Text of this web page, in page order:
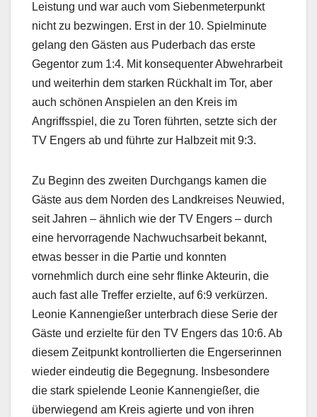
Leistung und war auch vom Siebenmeterpunkt
nicht zu bezwingen. Erst in der 10. Spielminute
gelang den Gästen aus Puderbach das erste
Gegentor zum 1:4. Mit konsequenter Abwehrarbeit
und weiterhin dem starken Rückhalt im Tor, aber
auch schönen Anspielen an den Kreis im
Angriffsspiel, die zu Toren führten, setzte sich der
TV Engers ab und führte zur Halbzeit mit 9:3.
Zu Beginn des zweiten Durchgangs kamen die
Gäste aus dem Norden des Landkreises Neuwied,
seit Jahren – ähnlich wie der TV Engers – durch
eine hervorragende Nachwuchsarbeit bekannt,
etwas besser in die Partie und konnten
vornehmlich durch eine sehr flinke Akteurin, die
auch fast alle Treffer erzielte, auf 6:9 verkürzen.
Leonie Kannengießer unterbrach diese Serie der
Gäste und erzielte für den TV Engers das 10:6. Ab
diesem Zeitpunkt kontrollierten die Engerserinnen
wieder eindeutig die Begegnung. Insbesondere
die stark spielende Leonie Kannengießer, die
überwiegend am Kreis agierte und von ihren